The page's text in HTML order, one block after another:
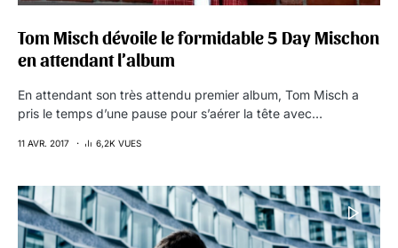
Tom Misch dévoile le formidable 5 Day Mischon
en attendant l’album
En attendant son très attendu premier album, Tom Misch a
pris le temps d’une pause pour s’aérer la tête avec…
11 AVR. 2017 6,2K VUES